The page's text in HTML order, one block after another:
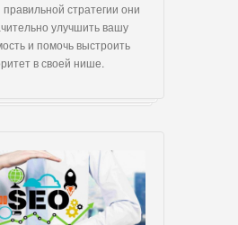
стратегии они
улучшить вашу
и помочь выстроить
в своей нише.